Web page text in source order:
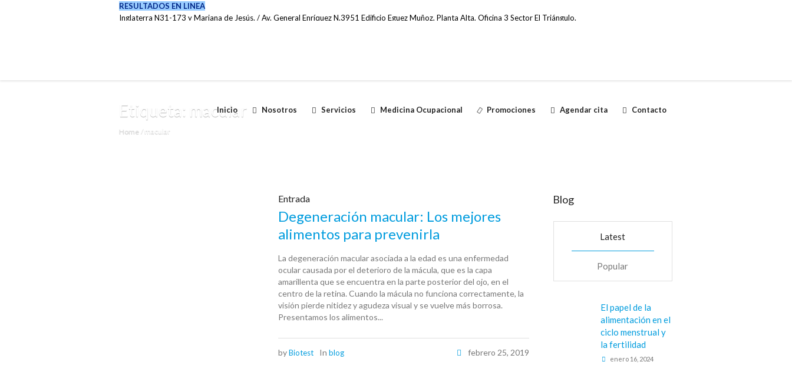
RESULTADOS EN LINEA
Inglaterra N31-173 y Mariana de Jesús. / Av. General Enríquez N.3951 Edificio Eguez Muñoz, Planta Alta, Oficina 3 Sector El Triángulo.
Inicio Nosotros Servicios Medicina Ocupacional Promociones Agendar cita Contacto
Etiqueta: macular
Home / macular
Entrada
Degeneración macular: Los mejores
alimentos para prevenirla
La degeneración macular asociada a la edad es una enfermedad
ocular causada por el deterioro de la mácula, que es la capa
amarillenta que se encuentra en la parte posterior del ojo, en el
centro de la retina. Cuando la mácula no funciona correctamente, la
visión pierde nitidez y agudeza visual y se vuelve más borrosa.
Presentamos los alimentos...
febrero 25, 2019
byBiotest In blog
Blog
Latest
Popular
El papel de la
alimentación en el
ciclo menstrual y
la fertilidad
enero 16, 2024